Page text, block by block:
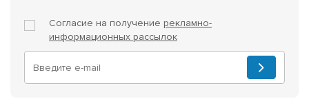
Согласие на получение рекламно-
информационных рассылок